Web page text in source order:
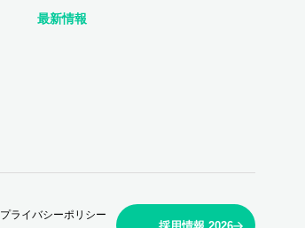
最新情報
プライバシーポリシー